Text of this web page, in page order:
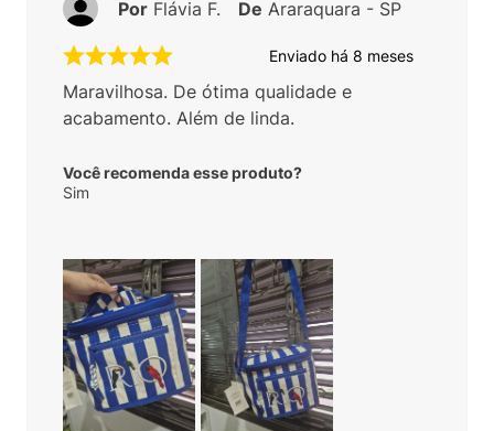
Enviado há 8 meses
Maravilhosa. De ótima qualidade e
acabamento. Além de linda.
Você recomenda esse produto?
Sim
Por Flávia F. De Araraquara - SP